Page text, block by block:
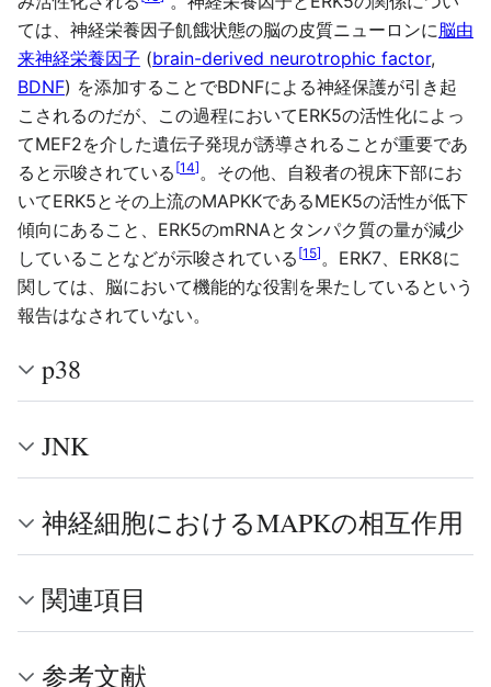
ては、神経栄養因子飢餓状態の脳の皮質ニューロンに脳由
来神経栄養因子 (brain-derived neurotrophic factor,
BDNF) を添加することでBDNFによる神経保護が引き起
こされるのだが、この過程においてERK5の活性化によっ
てMEF2を介した遺伝子発現が誘導されることが重要であ
ると示唆されている [14]。その他、自殺者の視床下部にお
いてERK5とその上流のMAPKKであるMEK5の活性が低下
傾向にあること、ERK5のmRNAとタンパク質の量が減少
していることなどが示唆されている [15]。ERK7、ERK8に
関しては、脳において機能的な役割を果たしているという
報告はなされていない。
p38
JNK
神経細胞におけるMAPKの相互作用
関連項目
参考文献